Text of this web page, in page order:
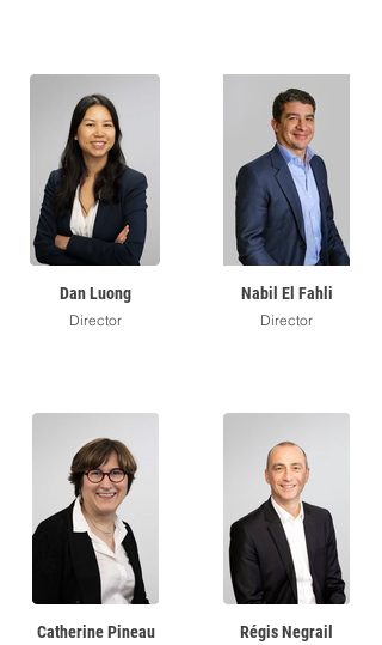
Dan Luong
Director
Nabil El Fahli
Director
Catherine Pineau Régis Negrail